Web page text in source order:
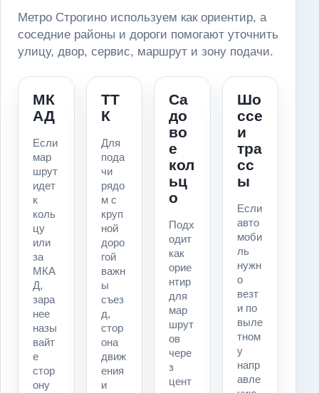
Метро Строгино используем как ориентир, а
соседние районы и дороги помогают уточнить
улицу, двор, сервис, маршрут и зону подачи.
МК
АД
Если
мар
шрут
идет
к
коль
цу
или
за
МКА
Д,
зара
нее
назы
вайт
е
стор
ону
ТТ
К
Для
пода
чи
рядо
м с
круп
ной
доро
гой
важн
ы
съез
д,
стор
она
движ
ения
и
Са
до
во
е
кол
ьц
о
Подх
одит
как
орие
нтир
для
мар
шрут
ов
чере
з
цент
Шо
ссе
и
тра
сс
ы
Если
авто
моби
ль
нужн
о
везт
и по
выле
тном
у
напр
авле